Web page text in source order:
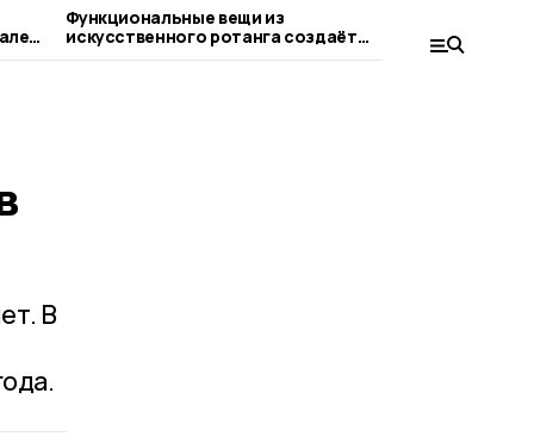
Функциональные вещи из
искусственного ротанга создаёт
жительница Пичаева
проект
В